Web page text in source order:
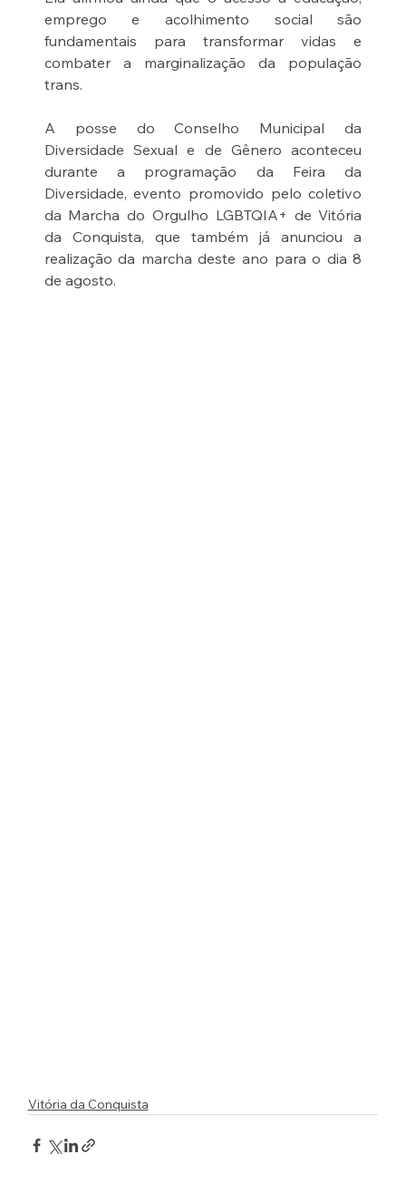
emprego e acolhimento social são
fundamentais para transformar vidas e
combater a marginalização da população
trans.
A posse do Conselho Municipal da
Diversidade Sexual e de Gênero aconteceu
durante a programação da Feira da
Diversidade, evento promovido pelo coletivo
da Marcha do Orgulho LGBTQIA+ de Vitória
da Conquista, que também já anunciou a
realização da marcha deste ano para o dia 8
de agosto.
Vitória da Conquista